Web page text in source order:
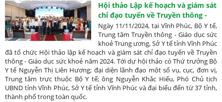
Hội thảo Lập kế hoạch và giám sát
chỉ đạo tuyến về Truyền thông -
Giáo dục sức khoẻ năm 2024
Ngày 11/11/2024, tại Vĩnh Phúc, Bộ Y tế,
Trung tâm Truyền thông - Giáo dục sức
khoẻ Trung ương, Sở Y tế tỉnh Vĩnh Phúc
đã tổ chức Hội thảo lập kế hoạch và giám sát chỉ đạo tuyến về Truyền
thông - Giáo dục sức khoẻ năm 2024. Tới dự hội thảo có Thứ trưởng Bộ
Y tế Nguyễn Thị Liên Hương; đại diện lãnh đạo một số vụ, cục, đơn vị,
Trung tâm trực thuộc Bộ Y tế; ông Nguyễn Khắc Hiếu, Phó Chủ tịch
UBND tỉnh Vĩnh Phúc, Sở Y tế tỉnh Vĩnh Phúc và đại biểu đến từ 37 tỉnh,
thành phố trong toàn quốc.